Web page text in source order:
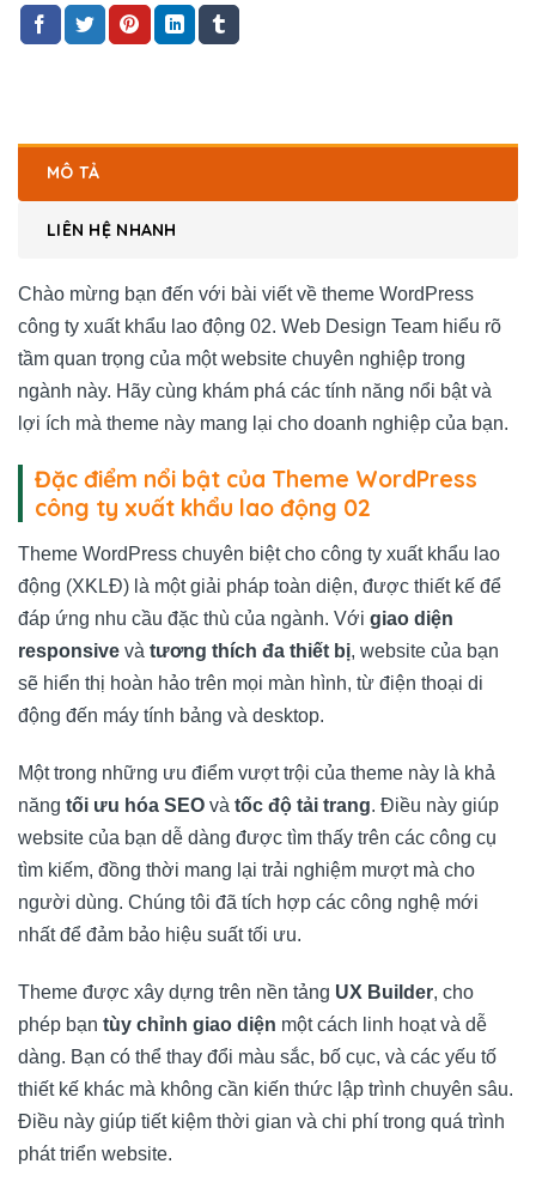
MÔ TẢ
LIÊN HỆ NHANH
Chào mừng bạn đến với bài viết về theme WordPress
công ty xuất khẩu lao động 02. Web Design Team hiểu rõ
tầm quan trọng của một website chuyên nghiệp trong
ngành này. Hãy cùng khám phá các tính năng nổi bật và
lợi ích mà theme này mang lại cho doanh nghiệp của bạn.
Đặc điểm nổi bật của Theme WordPress
công ty xuất khẩu lao động 02
Theme WordPress chuyên biệt cho công ty xuất khẩu lao
động (XKLĐ) là một giải pháp toàn diện, được thiết kế để
đáp ứng nhu cầu đặc thù của ngành. Với giao diện
responsive và tương thích đa thiết bị, website của bạn
sẽ hiển thị hoàn hảo trên mọi màn hình, từ điện thoại di
động đến máy tính bảng và desktop.
Một trong những ưu điểm vượt trội của theme này là khả
năng tối ưu hóa SEO và tốc độ tải trang. Điều này giúp
website của bạn dễ dàng được tìm thấy trên các công cụ
tìm kiếm, đồng thời mang lại trải nghiệm mượt mà cho
người dùng. Chúng tôi đã tích hợp các công nghệ mới
nhất để đảm bảo hiệu suất tối ưu.
Theme được xây dựng trên nền tảng UX Builder, cho
phép bạn tùy chỉnh giao diện một cách linh hoạt và dễ
dàng. Bạn có thể thay đổi màu sắc, bố cục, và các yếu tố
thiết kế khác mà không cần kiến thức lập trình chuyên sâu.
Điều này giúp tiết kiệm thời gian và chi phí trong quá trình
phát triển website.